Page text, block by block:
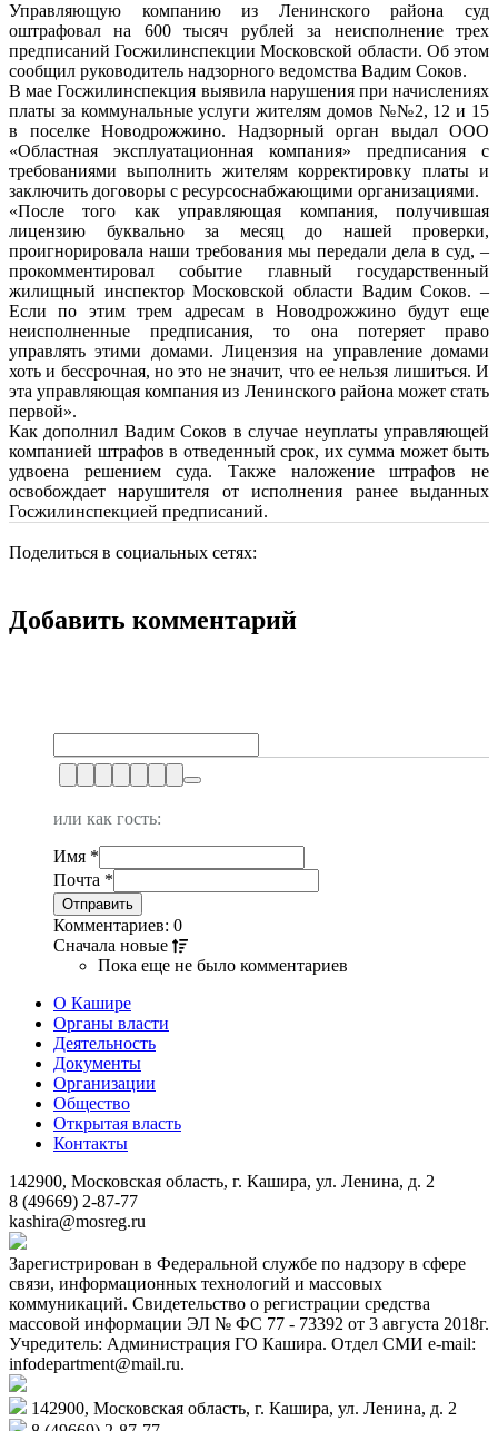
Управляющую компанию из Ленинского района суд
оштрафовал на 600 тысяч рублей за неисполнение трех
предписаний Госжилинспекции Московской области. Об этом
сообщил руководитель надзорного ведомства Вадим Соков.
В мае Госжилинспекция выявила нарушения при начислениях
платы за коммунальные услуги жителям домов №№2, 12 и 15
в поселке Новодрожжино. Надзорный орган выдал ООО
«Областная эксплуатационная компания» предписания с
требованиями выполнить жителям корректировку платы и
заключить договоры с ресурсоснабжающими организациями.
«После того как управляющая компания, получившая
лицензию буквально за месяц до нашей проверки,
проигнорировала наши требования мы передали дела в суд, –
прокомментировал событие главный государственный
жилищный инспектор Московской области Вадим Соков. –
Если по этим трем адресам в Новодрожжино будут еще
неисполненные предписания, то она потеряет право
управлять этими домами. Лицензия на управление домами
хоть и бессрочная, но это не значит, что ее нельзя лишиться. И
эта управляющая компания из Ленинского района может стать
первой».
Как дополнил Вадим Соков в случае неуплаты управляющей
компанией штрафов в отведенный срок, их сумма может быть
удвоена решением суда. Также наложение штрафов не
освобождает нарушителя от исполнения ранее выданных
Госжилинспекцией предписаний.
Поделиться в социальных сетях:
Добавить комментарий
или как гость:
Имя *
Почта *
Комментариев: 0
Сначала новые
Пока еще не было комментариев
О Кашире
Органы власти
Деятельность
Документы
Организации
Общество
Открытая власть
Контакты
142900, Московская область, г. Кашира, ул. Ленина, д. 2
8 (49669) 2-87-77
kashira@mosreg.ru
Зарегистрирован в Федеральной службе по надзору в сфере
связи, информационных технологий и массовых
коммуникаций. Свидетельство о регистрации средства
массовой информации ЭЛ № ФС 77 - 73392 от 3 августа 2018г.
Учредитель: Администрация ГО Кашира. Отдел СМИ e-mail:
infodepartment@mail.ru.
142900, Московская область, г. Кашира, ул. Ленина, д. 2